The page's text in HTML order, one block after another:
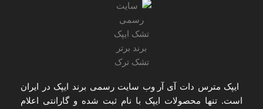
ایپک مترس دات آی آر وب سایت رسمی برند ایپک در ایران
است. تنها محصولات ایپک با نام ثبت شده و گارانتی اعلام